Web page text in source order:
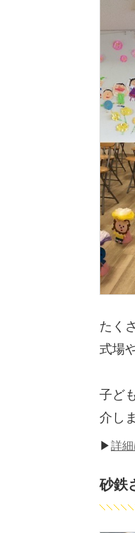
たく
式場
子ど
介し
▶詳
砂鉄